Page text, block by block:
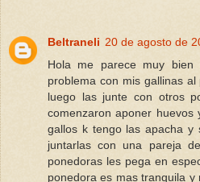
Beltraneli 20 de agosto de
Hola me parece muy
problema con mis gallinas
luego las junte con otros
comenzaron aponer
gallos k tengo las apacha y
juntarlas con una pareja
ponedoras les pega en
ponedora es mas tranquila